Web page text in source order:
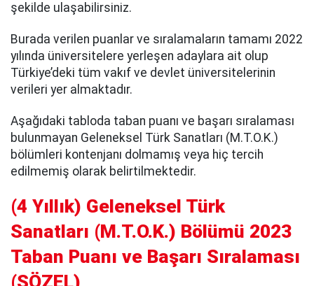
şekilde ulaşabilirsiniz.
Burada verilen puanlar ve sıralamaların tamamı 2022
yılında üniversitelere yerleşen adaylara ait olup
Türkiye’deki tüm vakıf ve devlet üniversitelerinin
verileri yer almaktadır.
Aşağıdaki tabloda taban puanı ve başarı sıralaması
bulunmayan Geleneksel Türk Sanatları (M.T.O.K.)
bölümleri kontenjanı dolmamış veya hiç tercih
edilmemiş olarak belirtilmektedir.
(4 Yıllık) Geleneksel Türk
Sanatları (M.T.O.K.) Bölümü 2023
Taban Puanı ve Başarı Sıralaması